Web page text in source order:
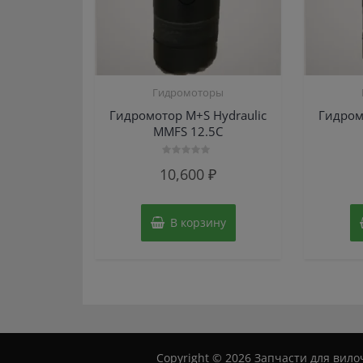
Гидромоторы
Гидромотор M+S Hydraulic
MMFS 12.5C
010,600 ₽
В корзину
Copyright © 2026 Запчасти для